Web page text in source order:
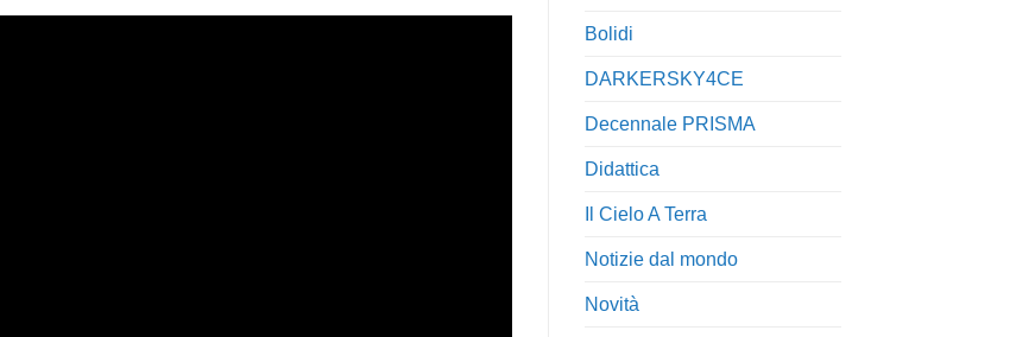
Bolidi
DARKERSKY4CE
Decennale PRISMA
Didattica
Il Cielo A Terra
Notizie dal mondo
Novità